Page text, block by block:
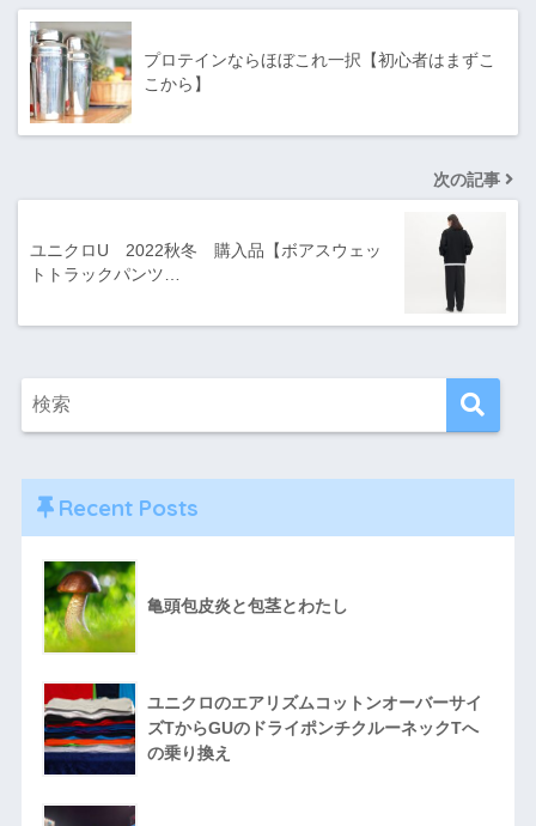
プロテインならほぼこれ一択【初心者はまずこ
こから】
次の記事
ユニクロU 2022秋冬 購入品【ボアスウェッ
トトラックパンツ…
Recent Posts
亀頭包皮炎と包茎とわたし
ユニクロのエアリズムコットンオーバーサイ
ズTからGUのドライポンチクルーネックTへ
の乗り換え